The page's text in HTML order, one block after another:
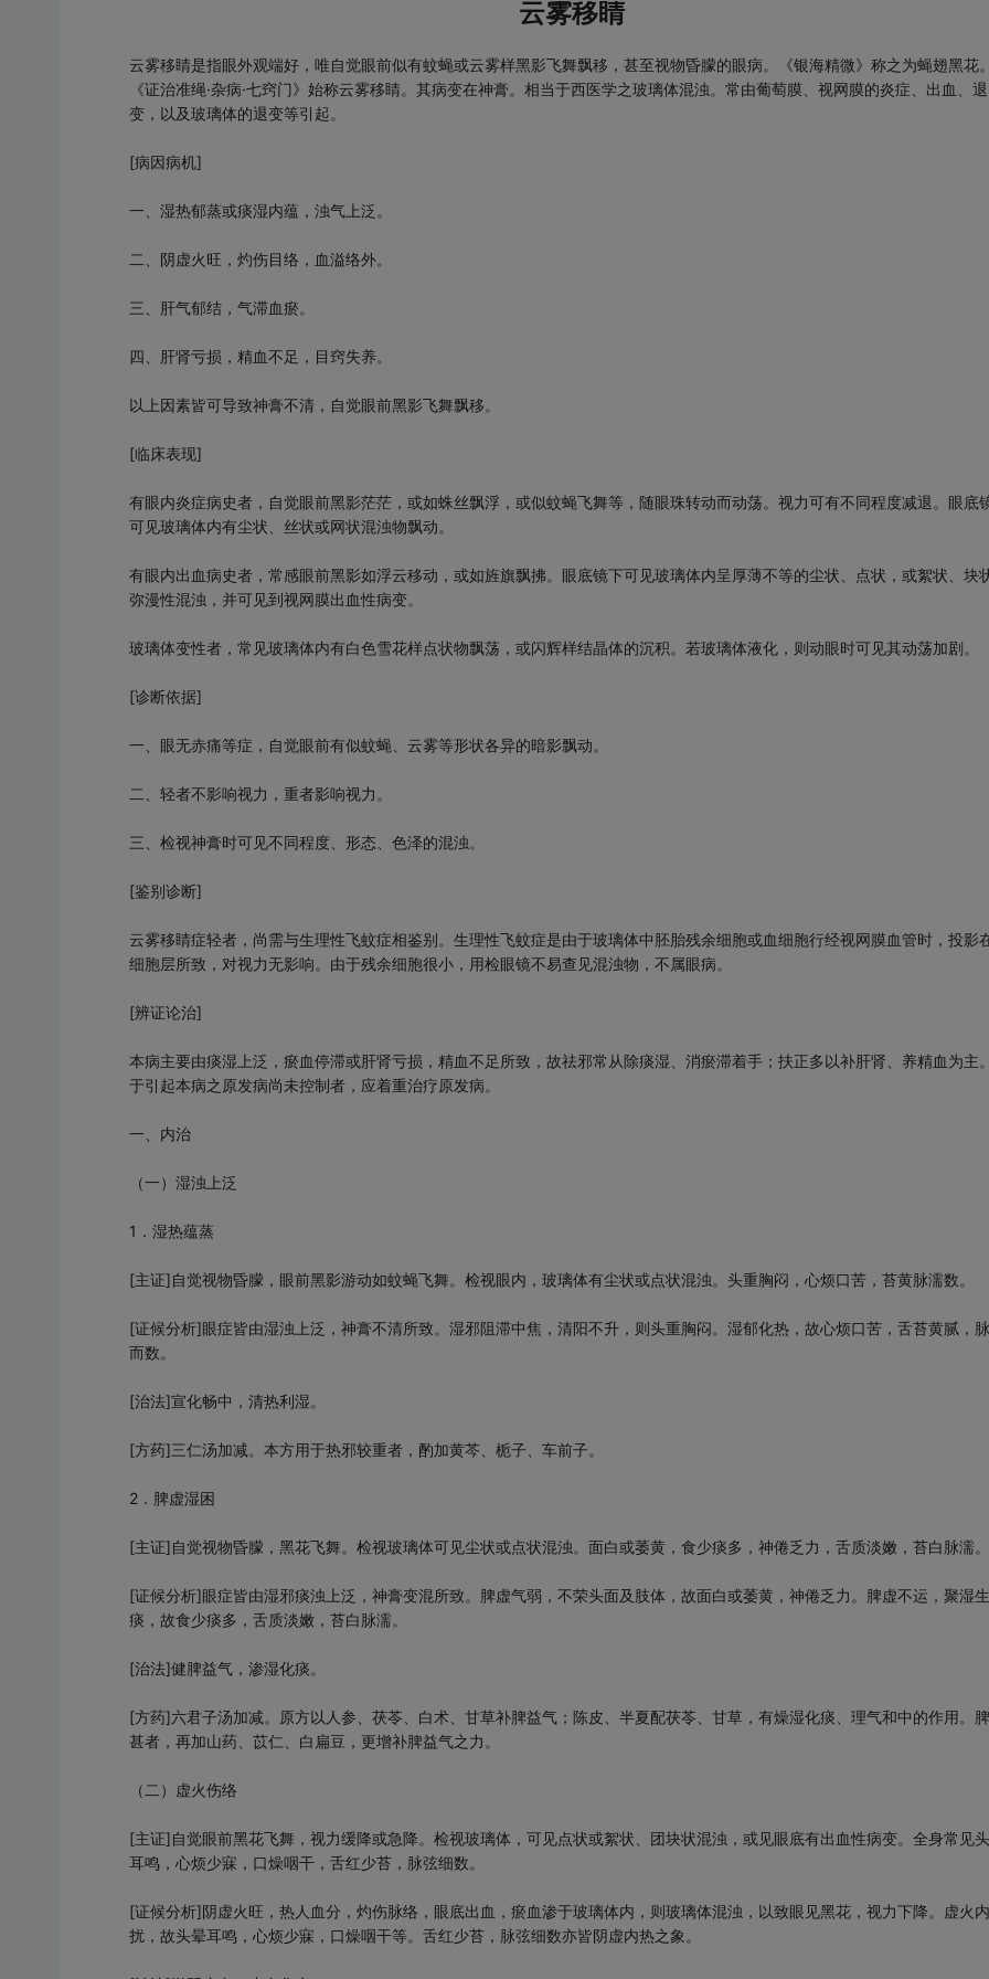
云雾移睛
云雾移睛是指眼外观端好，唯自觉眼前似有蚊蝇或云雾样黑影飞舞飘移，甚至视物昏朦的眼病。《银海精微》称之为蝇翅黑花。
《证治准绳·杂病·七窍门》始称云雾移睛。其病变在神膏。相当于西医学之玻璃体混浊。常由葡萄膜、视网膜的炎症、出血、退
变，以及玻璃体的退变等引起。
[病因病机]
一、湿热郁蒸或痰湿内蕴，浊气上泛。
二、阴虚火旺，灼伤目络，血溢络外。
三、肝气郁结，气滞血瘀。
四、肝肾亏损，精血不足，目窍失养。
以上因素皆可导致神膏不清，自觉眼前黑影飞舞飘移。
[临床表现]
有眼内炎症病史者，自觉眼前黑影茫茫，或如蛛丝飘浮，或似蚊蝇飞舞等，随眼珠转动而动荡。视力可有不同程度减退。眼底
可见玻璃体内有尘状、丝状或网状混浊物飘动。
有眼内出血病史者，常感眼前黑影如浮云移动，或如旌旗飘拂。眼底镜下可见玻璃体内呈厚薄不等的尘状、点状，或絮状、块
弥漫性混浊，并可见到视网膜出血性病变。
玻璃体变性者，常见玻璃体内有白色雪花样点状物飘荡，或闪辉样结晶体的沉积。若玻璃体液化，则动眼时可见其动荡加剧。
[诊断依据]
一、眼无赤痛等症，自觉眼前有似蚊蝇、云雾等形状各异的暗影飘动。
二、轻者不影响视力，重者影响视力。
三、检视神膏时可见不同程度、形态、色泽的混浊。
[鉴别诊断]
云雾移睛症轻者，尚需与生理性飞蚊症相鉴别。生理性飞蚊症是由于玻璃体中胚胎残余细胞或血细胞行经视网膜血管时，投影
细胞层所致，对视力无影响。由于残余细胞很小，用检眼镜不易查见混浊物，不属眼病。
[辨证论治]
本病主要由痰湿上泛，瘀血停滞或肝肾亏损，精血不足所致，故祛邪常从除痰湿、消瘀滞着手；扶正多以补肝肾、养精血为主
于引起本病之原发病尚未控制者，应着重治疗原发病。
一、内治
（一）湿浊上泛
1．湿热蕴蒸
[主证]自觉视物昏朦，眼前黑影游动如蚊蝇飞舞。检视眼内，玻璃体有尘状或点状混浊。头重胸闷，心烦口苦，苔黄脉濡数。
[证候分析]眼症皆由湿浊上泛，神膏不清所致。湿邪阻滞中焦，清阳不升，则头重胸闷。湿郁化热，故心烦口苦，舌苔黄腻，
而数。
[治法]宣化畅中，清热利湿。
[方药]三仁汤加减。本方用于热邪较重者，酌加黄芩、栀子、车前子。
2．脾虚湿困
[主证]自觉视物昏朦，黑花飞舞。检视玻璃体可见尘状或点状混浊。面白或萎黄，食少痰多，神倦乏力，舌质淡嫩，苔白脉濡。
[证候分析]眼症皆由湿邪痰浊上泛，神膏变混所致。脾虚气弱，不荣头面及肢体，故面白或萎黄，神倦乏力。脾虚不运，聚湿生
痰，故食少痰多，舌质淡嫩，苔白脉濡。
[治法]健脾益气，渗湿化痰。
[方药]六君子汤加减。原方以人参、茯苓、白术、甘草补脾益气；陈皮、半夏配茯苓、甘草，有燥湿化痰、理气和中的作用。
甚者，再加山药、苡仁、白扁豆，更增补脾益气之力。
（二）虚火伤络
[主证]自觉眼前黑花飞舞，视力缓降或急降。检视玻璃体，可见点状或絮状、团块状混浊，或见眼底有出血性病变。全身常见
耳鸣，心烦少寐，口燥咽干，舌红少苔，脉弦细数。
[证候分析]阴虚火旺，热人血分，灼伤脉络，眼底出血，瘀血渗于玻璃体内，则玻璃体混浊，以致眼见黑花，视力下降。虚火内
扰，故头晕耳鸣，心烦少寐，口燥咽干等。舌红少苔，脉弦细数亦皆阴虚内热之象。